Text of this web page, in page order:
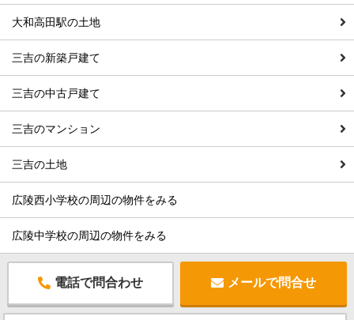
大和高田駅の土地
三吉の新築戸建て
三吉の中古戸建て
三吉のマンション
三吉の土地
広陵西小学校の周辺の物件をみる
広陵中学校の周辺の物件をみる
電話で問合わせ メールで問合せ